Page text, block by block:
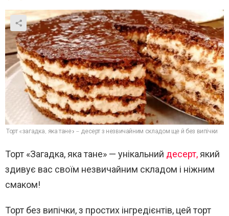
Торт «загадка, яка тане» – десерт з незвичайним складом ще й без випічки
Торт «Загадка, яка тане» — унікальний десерт, який
здивує вас своїм незвичайним складом і ніжним
смаком!
Торт без випічки, з простих інгредієнтів, цей торт